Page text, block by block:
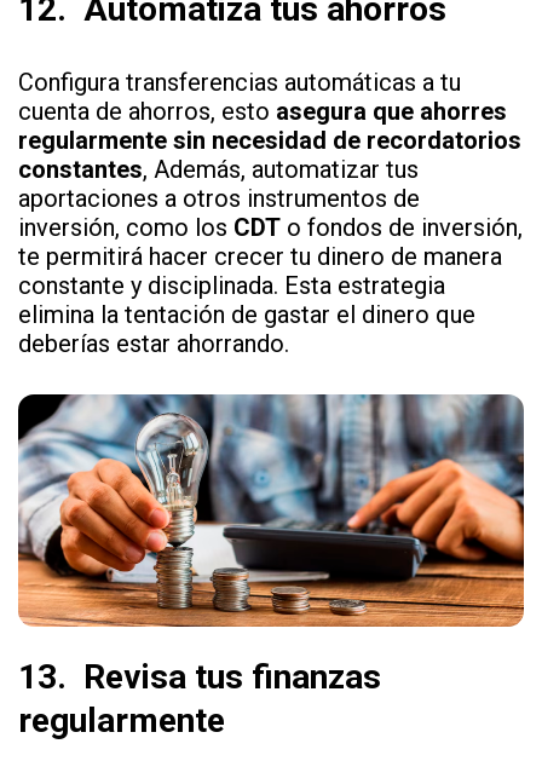
12. Automatiza tus ahorros
Configura transferencias automáticas a tu
cuenta de ahorros, esto asegura que ahorres
regularmente sin necesidad de recordatorios
constantes, Además, automatizar tus
aportaciones a otros instrumentos de
inversión, como los CDT o fondos de inversión,
te permitirá hacer crecer tu dinero de manera
constante y disciplinada. Esta estrategia
elimina la tentación de gastar el dinero que
deberías estar ahorrando.
13. Revisa tus finanzas
regularmente